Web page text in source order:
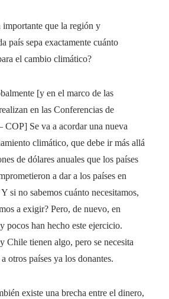
importante que la región y
país sepa exactamente cuánto
el cambio climático?
[y en el marco de las
en las Conferencias de
Se va a acordar una nueva
climático, que debe ir más allá
de dólares anuales que los países
a dar a los países en
si no sabemos cuánto necesitamos,
a exigir? Pero, de nuevo, en
pocos han hecho este ejercicio.
Chile tienen algo, pero se necesita
otros países ya los donantes.
existe una brecha entre el dinero,